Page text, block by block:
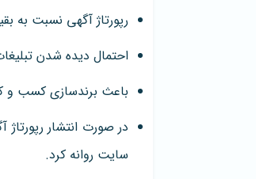
رپورتاژ آگهی نسبت به
احتمال دیده شدن
باعث برندسازی کسب و
در صورت انتشار
سایت روانه کرد.